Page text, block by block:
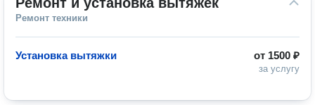
Ремонт техники
от 1500 ₽
за услугу
Установка вытяжки